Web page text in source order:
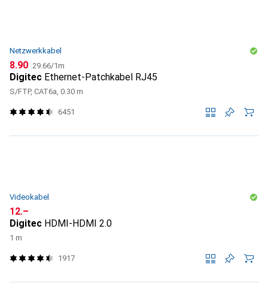
Netzwerkkabel
CHF
8.90 CHF
29.66/1m
Digitec Ethernet-Patchkabel RJ45
S/FTP, CAT6a, 0.30 m
6451
Videokabel
CHF
12.–
Digitec HDMI-HDMI 2.0
1 m
1917